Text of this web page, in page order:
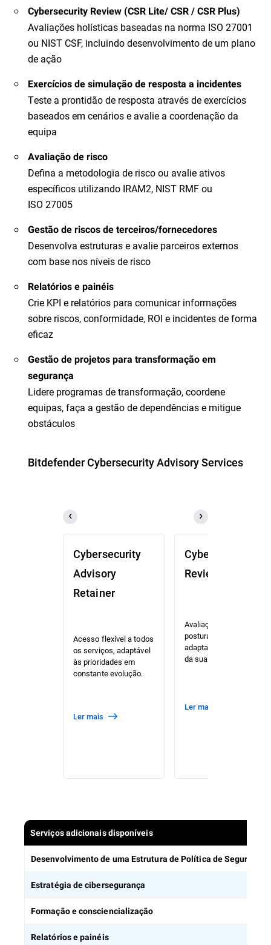
Cybersecurity Review (CSR Lite/ CSR / CSR Plus)
Avaliações holísticas baseadas na norma ISO 27001
ou NIST CSF, incluindo desenvolvimento de um plano
de ação
Exercícios de simulação de resposta a incidentes
Teste a prontidão de resposta através de exercícios
baseados em cenários e avalie a coordenação da
equipa
Avaliação de risco
Defina a metodologia de risco ou avalie ativos
específicos utilizando IRAM2, NIST RMF ou
ISO 27005
Gestão de riscos de terceiros/fornecedores
Desenvolva estruturas e avalie parceiros externos
com base nos níveis de risco
Relatórios e painéis
Crie KPI e relatórios para comunicar informações
sobre riscos, conformidade, ROI e incidentes de forma
eficaz
Gestão de projetos para transformação em
segurança
Lidere programas de transformação, coordene
equipas, faça a gestão de dependências e mitigue
obstáculos
Bitdefender Cybersecurity Advisory Services
Cybersecurity
Advisory
Retainer
Acesso flexível a todos
os serviços, adaptável
às prioridades em
constante evolução.
ler mais
Cybersecurity
Review (CSR)
Avaliação de riscos e
postura priorizada,
adaptada ao contexto
da sua organização.
ler mais
Serviços adicionais disponíveis
Desenvolvimento de uma Estrutura de Política de Segurança
Estratégia de cibersegurança
Formação e consciencialização
Relatórios e painéis